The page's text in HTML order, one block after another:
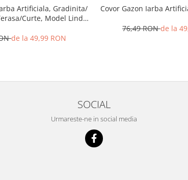
Artificiala, Gradinita/
Curte, Model Linda
de la 49,99 RON
Covor Gazon Iarba
76,49 RONde la
SOCIAL
Urmareste-ne in social media